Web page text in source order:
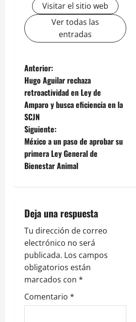
Visitar el sitio web
Ver todas las
entradas
N
a
v
e
g
a
i
ó
n
d
e
Anterior:
Hugo Aguilar rechaza
retroactividad en Ley de
Amparo y busca eficiencia en la
SCJN
Siguiente:
México a un paso de aprobar su
primera Ley General de
Bienestar Animal
Deja una respuesta
Tu dirección de correo
electrónico no será
publicada. Los campos
obligatorios están
marcados con *
Comentario *